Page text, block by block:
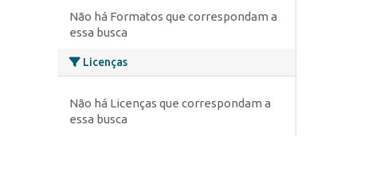
Não há Formatos que correspondam a
essa busca
Licenças
Não há Licenças que correspondam a
essa busca